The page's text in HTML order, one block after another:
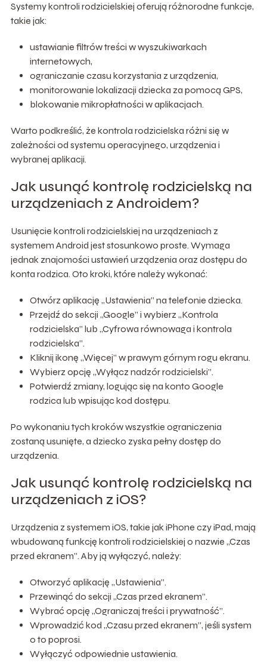
Systemy kontroli rodzicielskiej oferują różnorodne funkcje,
takie jak:
ustawianie filtrów treści w wyszukiwarkach
internetowych,
ograniczanie czasu korzystania z urządzenia,
monitorowanie lokalizacji dziecka za pomocą GPS,
blokowanie mikropłatności w aplikacjach.
Warto podkreślić, że kontrola rodzicielska różni się w
zależności od systemu operacyjnego, urządzenia i
wybranej aplikacji.
Jak usunąć kontrolę rodzicielską na
urządzeniach z Androidem?
Usunięcie kontroli rodzicielskiej na urządzeniach z
systemem Android jest stosunkowo proste. Wymaga
jednak znajomości ustawień urządzenia oraz dostępu do
konta rodzica. Oto kroki, które należy wykonać:
Otwórz aplikację „Ustawienia” na telefonie dziecka.
Przejdź do sekcji „Google” i wybierz „Kontrola
rodzicielska” lub „Cyfrowa równowaga i kontrola
rodzicielska”.
Kliknij ikonę „Więcej” w prawym górnym rogu ekranu.
Wybierz opcję „Wyłącz nadzór rodzicielski”.
Potwierdź zmiany, logując się na konto Google
rodzica lub wpisując kod dostępu.
Po wykonaniu tych kroków wszystkie ograniczenia
zostaną usunięte, a dziecko zyska pełny dostęp do
urządzenia.
Jak usunąć kontrolę rodzicielską na
urządzeniach z iOS?
Urządzenia z systemem iOS, takie jak iPhone czy iPad, mają
wbudowaną funkcję kontroli rodzicielskiej o nazwie „Czas
przed ekranem”. Aby ją wyłączyć, należy:
Otworzyć aplikację „Ustawienia”.
Przewinąć do sekcji „Czas przed ekranem”.
Wybrać opcję „Ograniczaj treści i prywatność”.
Wprowadzić kod „Czasu przed ekranem”, jeśli system
o to poprosi.
Wyłączyć odpowiednie ustawienia.